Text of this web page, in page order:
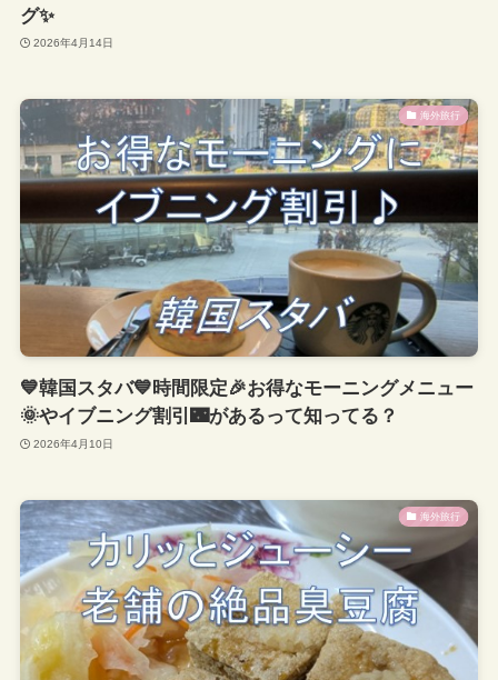
グ✨
2026年4月14日
海外旅行
💙韓国スタバ💙時間限定🎉お得なモーニングメニュー
🌞やイブニング割引🌃があるって知ってる？
2026年4月10日
海外旅行